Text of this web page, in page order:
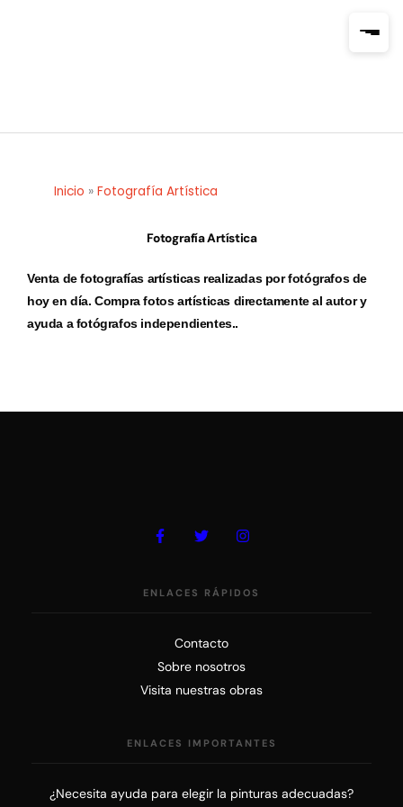
Inicio » Fotografía Artística
Fotografía Artística
Venta de fotografías artísticas realizadas por fotógrafos de
hoy en día. Compra fotos artísticas directamente al autor y
ayuda a fotógrafos independientes..
ENLACES RÁPIDOS
Contacto
Sobre nosotros
Visita nuestras obras
ENLACES IMPORTANTES
¿Necesita ayuda para elegir la pinturas adecuadas?